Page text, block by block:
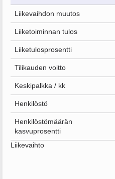
Liikevaihdon muutos
Liiketoiminnan tulos
Liiketulosprosentti
Tilikauden voitto
Keskipalkka / kk
Henkilöstö
Henkilöstömäärän
kasvuprosentti
Liikevaihto